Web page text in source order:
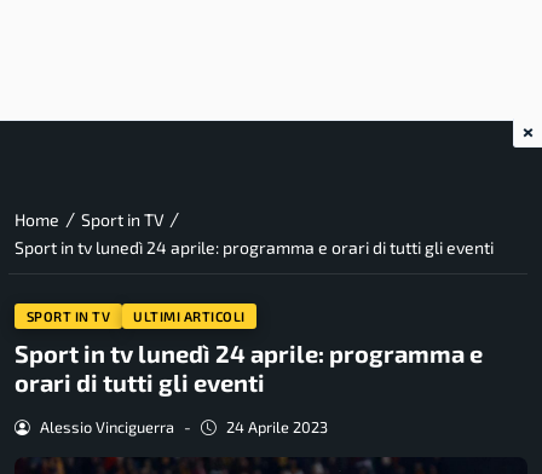
Home / Sport in TV /
Sport in tv lunedì 24 aprile: programma e orari di tutti gli eventi
SPORT IN TV ULTIMI ARTICOLI
Sport in tv lunedì 24 aprile: programma e
orari di tutti gli eventi
Alessio Vinciguerra - 24 Aprile 2023
×